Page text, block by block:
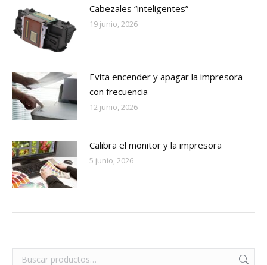
Cabezales “inteligentes”
19 junio, 2026
Evita encender y apagar la impresora
con frecuencia
12 junio, 2026
Calibra el monitor y la impresora
5 junio, 2026